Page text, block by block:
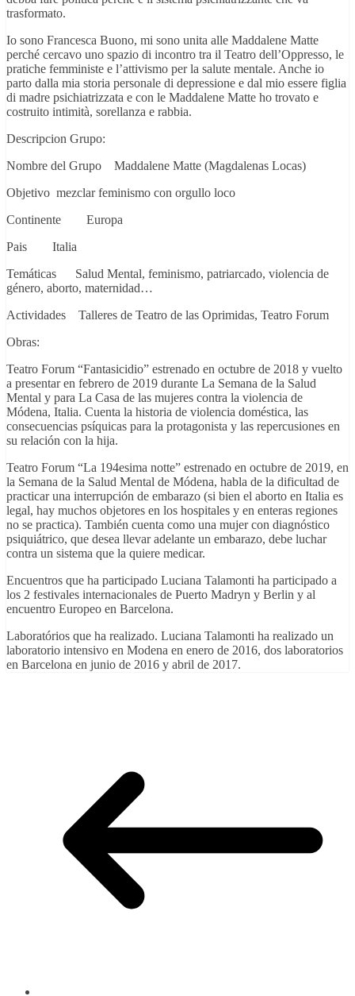
trasformato.
Io sono Francesca Buono, mi sono unita alle Maddalene Matte
perché cercavo uno spazio di incontro tra il Teatro dell’Oppresso, le
pratiche femministe e l’attivismo per la salute mentale. Anche io
parto dalla mia storia personale di depressione e dal mio essere figlia
di madre psichiatrizzata e con le Maddalene Matte ho trovato e
costruito intimità, sorellanza e rabbia.
Descripcion Grupo:
Nombre del Grupo Maddalene Matte (Magdalenas Locas)
Objetivo mezclar feminismo con orgullo loco
Continente Europa
Pais Italia
Temáticas Salud Mental, feminismo, patriarcado, violencia de
género, aborto, maternidad…
Actividades Talleres de Teatro de las Oprimidas, Teatro Forum
Obras:
Teatro Forum “Fantasicidio” estrenado en octubre de 2018 y vuelto
a presentar en febrero de 2019 durante La Semana de la Salud
Mental y para La Casa de las mujeres contra la violencia de
Módena, Italia. Cuenta la historia de violencia doméstica, las
consecuencias psíquicas para la protagonista y las repercusiones en
su relación con la hija.
Teatro Forum “La 194esima notte” estrenado en octubre de 2019, en
la Semana de la Salud Mental de Módena, habla de la dificultad de
practicar una interrupción de embarazo (si bien el aborto en Italia es
legal, hay muchos objetores en los hospitales y en enteras regiones
no se practica). También cuenta como una mujer con diagnóstico
psiquiátrico, que desea llevar adelante un embarazo, debe luchar
contra un sistema que la quiere medicar.
Encuentros que ha participado Luciana Talamonti ha participado a
los 2 festivales internacionales de Puerto Madryn y Berlin y al
encuentro Europeo en Barcelona.
Laboratórios que ha realizado. Luciana Talamonti ha realizado un
laboratorio intensivo en Modena en enero de 2016, dos laboratorios
en Barcelona en junio de 2016 y abril de 2017.